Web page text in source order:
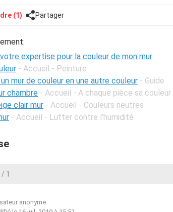
(1) Partager
expertise pour la couleur de mon mur
- Accueil - Peinture
mur de couleur en une autre couleur - Guide
chambre - Accueil - A chaque pièce sa couleur
clair mur - Accueil - Couleurs neutres
- Accueil - Lutter contre l'humidité
/ 1
anonyme